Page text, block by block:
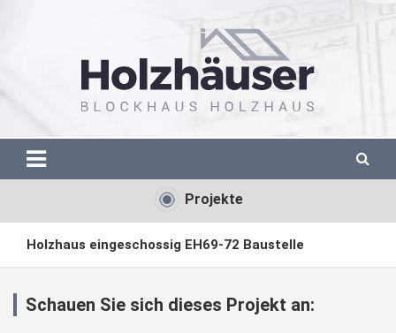
Blockhaus Holzhaus aus Polen
Projekte
Holzhaus eingeschossig EH69-72 Baustelle
Schauen Sie sich dieses Projekt an: